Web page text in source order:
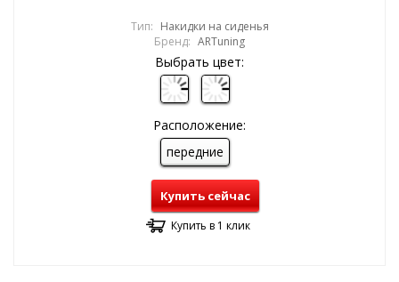
Тип: Накидки на сиденья
Бренд: ARTuning
Выбрать цвет:
Расположение:
передние
Купить сейчас
Купить в 1 клик